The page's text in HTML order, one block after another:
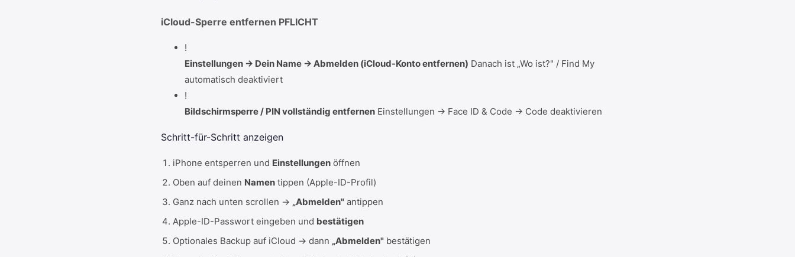
iCloud-Sperre entfernen PFLICHT
!
Einstellungen → Dein Name → Abmelden (iCloud-Konto entfernen) Danach ist „Wo ist?" / Find My
automatisch deaktiviert
!
Bildschirmsperre / PIN vollständig entfernen Einstellungen → Face ID & Code → Code deaktivieren
Schritt-für-Schritt anzeigen
iPhone entsperren und Einstellungen öffnen
Oben auf deinen Namen tippen (Apple-ID-Profil)
Ganz nach unten scrollen → „Abmelden" antippen
Apple-ID-Passwort eingeben und bestätigen
Optionales Backup auf iCloud → dann „Abmelden" bestätigen